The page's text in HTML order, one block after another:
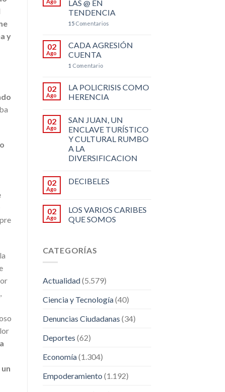
y
LAS @ EN
TENDENCIA
15Comentarios
02
Ago
CADA AGRESIÓN
CUENTA
1 Comentario
02
Ago
LA POLICRISIS COMO
HERENCIA
02
Ago
SAN JUAN, UN
ENCLAVE TURÍSTICO
Y CULTURAL RUMBO
A LA
DIVERSIFICACION
02
Ago
DECIBELES
02
Ago
LOS VARIOS CARIBES
QUE SOMOS
CATEGORÍAS
Actualidad(5.579)
Ciencia y Tecnología(40)
Denuncias Ciudadanas (34)
Deportes (62)
Economía(1.304)
Empoderamiento (1.192)